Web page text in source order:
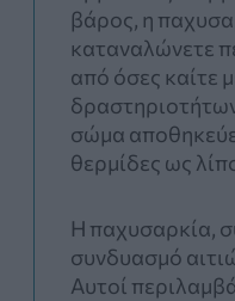
βάρος, η
καταναλώνετε
από όσες καίτε
σώμα
θερμίδες ως
Η παχυσαρκία,
συνδυασμό
Αυτοί